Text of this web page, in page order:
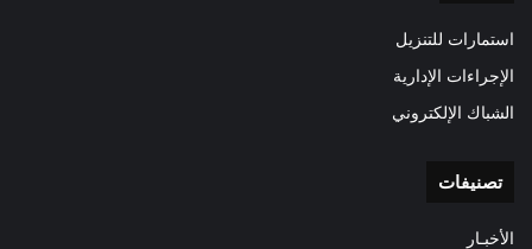
استمارات للتنزيل
الإجراءات الإدارية
الشباك الإلكتروني
تصنيفات
الأخبـار